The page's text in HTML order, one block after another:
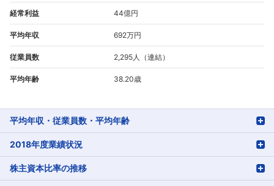
経常利益 44億円
平均年収 692万円
従業員数 2,295人（連結）
平均年齢 38.20歳
平均年収・従業員数・平均年齢
2018年度業績状況
株主資本比率の推移